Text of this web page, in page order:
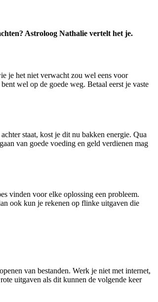
Astroloog Nathalie vertelt het je.
je het niet verwacht zou wel eens voor
wel op de goede weg. Betaal eerst je vaste
staat, kost je dit nu bakken energie. Qua
van goede voeding en geld verdienen mag
vinden voor elke oplossing een probleem.
ook kun je rekenen op flinke uitgaven die
van bestanden. Werk je niet met internet,
uitgaven als dit kunnen de volgende keer